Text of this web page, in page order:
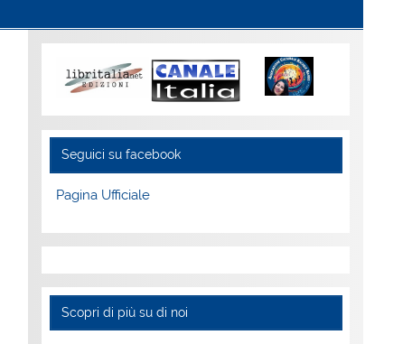
Seguici su facebook
Pagina Ufficiale
Scopri di più su di noi